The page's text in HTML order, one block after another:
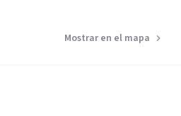
Mostrar en el mapa